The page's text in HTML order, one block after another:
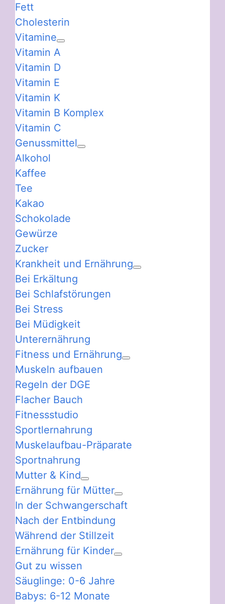
Fett
Cholesterin
Vitamine
Vitamin A
Vitamin D
Vitamin E
Vitamin K
Vitamin B Komplex
Vitamin C
Genussmittel
Alkohol
Kaffee
Tee
Kakao
Schokolade
Gewürze
Zucker
Krankheit und Ernährung
Bei Erkältung
Bei Schlafstörungen
Bei Stress
Bei Müdigkeit
Unterernährung
Fitness und Ernährung
Muskeln aufbauen
Regeln der DGE
Flacher Bauch
Fitnessstudio
Sportlernahrung
Muskelaufbau-Präparate
Sportnahrung
Mutter & Kind
Ernährung für Mütter
In der Schwangerschaft
Nach der Entbindung
Während der Stillzeit
Ernährung für Kinder
Gut zu wissen
Säuglinge: 0-6 Jahre
Babys: 6-12 Monate